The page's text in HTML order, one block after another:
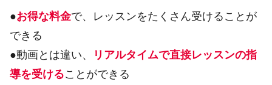
●お得な料金で、レッスンをたくさん受けることが
できる
●動画とは違い、
リアルタイムで直接レッスンの指
導を受けることができる